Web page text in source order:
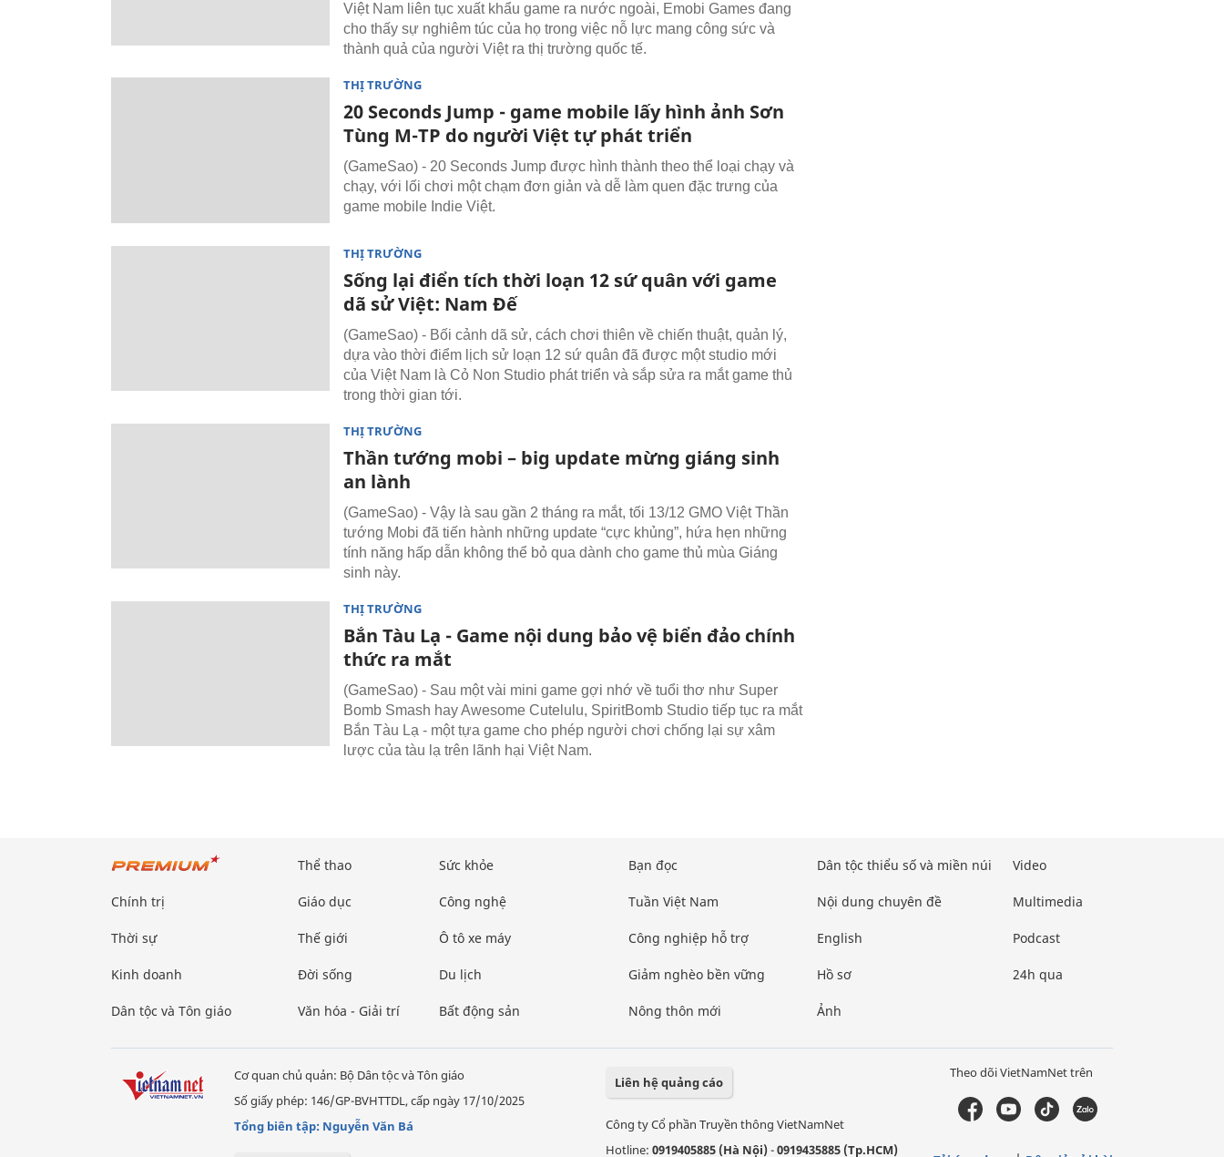
Việt Nam liên tục xuất khẩu game ra nước ngoài, Emobi Games đang
cho thấy sự nghiêm túc của họ trong việc nỗ lực mang công sức và
thành quả của người Việt ra thị trường quốc tế.
THỊ TRƯỜNG
20 Seconds Jump - game mobile lấy hình ảnh Sơn
Tùng M-TP do người Việt tự phát triển
(GameSao) - 20 Seconds Jump được hình thành theo thể loại chạy và
chạy, với lối chơi một chạm đơn giản và dễ làm quen đặc trưng của
game mobile Indie Việt.
THỊ TRƯỜNG
Sống lại điển tích thời loạn 12 sứ quân với game
dã sử Việt: Nam Đế
(GameSao) - Bối cảnh dã sử, cách chơi thiên về chiến thuật, quản lý,
dựa vào thời điểm lịch sử loạn 12 sứ quân đã được một studio mới
của Việt Nam là Cỏ Non Studio phát triển và sắp sửa ra mắt game thủ
trong thời gian tới.
THỊ TRƯỜNG
Thần tướng mobi – big update mừng giáng sinh
an lành
(GameSao) - Vậy là sau gần 2 tháng ra mắt, tối 13/12 GMO Việt Thần
tướng Mobi đã tiến hành những update “cực khủng”, hứa hẹn những
tính năng hấp dẫn không thể bỏ qua dành cho game thủ mùa Giáng
sinh này.
THỊ TRƯỜNG
Bắn Tàu Lạ - Game nội dung bảo vệ biển đảo chính
thức ra mắt
(GameSao) - Sau một vài mini game gợi nhớ về tuổi thơ như Super
Bomb Smash hay Awesome Cutelulu, SpiritBomb Studio tiếp tục ra mắt
Bắn Tàu Lạ - một tựa game cho phép người chơi chống lại sự xâm
lược của tàu lạ trên lãnh hại Việt Nam.
Chính trị
Thời sự
Kinh doanh
Dân tộc và Tôn giáo
Thể thao
Giáo dục
Thế giới
Đời sống
Văn hóa - Giải trí
Sức khỏe
Công nghệ
Ô tô xe máy
Du lịch
Bất động sản
Bạn đọc
Tuần Việt Nam
Công nghiệp hỗ trợ
Giảm nghèo bền vững
Nông thôn mới
Dân tộc thiểu số và miền núi
Nội dung chuyên đề
English
Hồ sơ
Ảnh
Video
Multimedia
Podcast
24h qua
Cơ quan chủ quản: Bộ Dân tộc và Tôn giáo
Số giấy phép: 146/GP-BVHTTDL, cấp ngày 17/10/2025
Tổng biên tập: Nguyễn Văn Bá
Liên hệ quảng cáo
Công ty Cổ phần Truyền thông VietNamNet
Hotline: 0919405885 (Hà Nội)-0919435885 (Tp.HCM)
Theo dõi VietNamNet trên